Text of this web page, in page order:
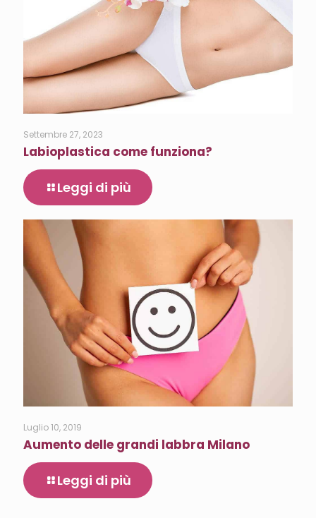
Settembre 27, 2023
Labioplastica come funziona?
Leggi di più
Luglio 10, 2019
Aumento delle grandi labbra Milano
Leggi di più